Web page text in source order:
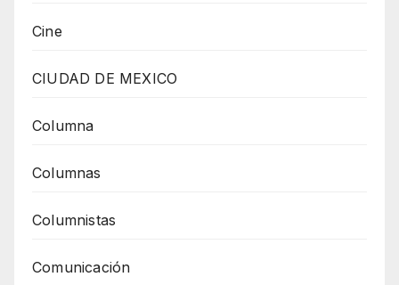
Cine
CIUDAD DE MEXICO
Columna
Columnas
Columnistas
Comunicación